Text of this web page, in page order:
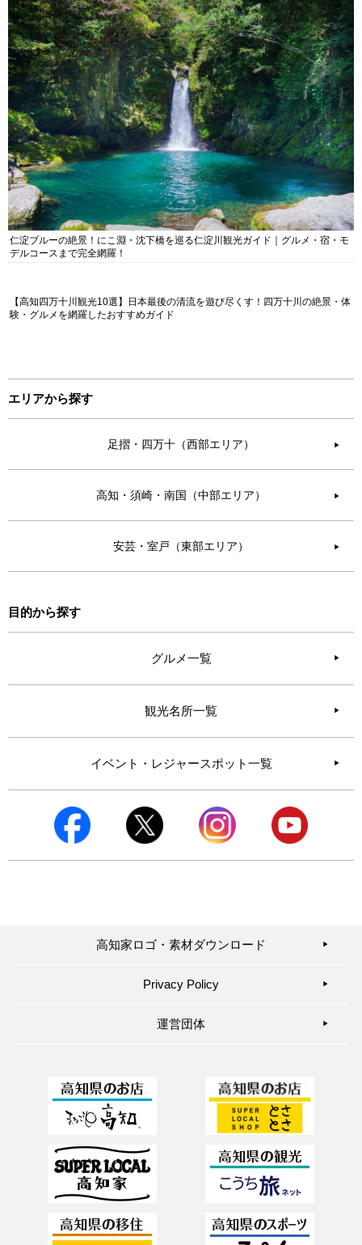
仁淀ブルーの絶景！にこ淵・沈下橋を巡る仁淀川観光ガイド｜グルメ・宿・モ
デルコースまで完全網羅！
【高知四万十川観光10選】日本最後の清流を遊び尽くす！四万十川の絶景・体
験・グルメを網羅したおすすめガイド
エリアから探す
足摺・四万十（西部エリア） ▶︎
高知・須崎・南国（中部エリア） ▶︎
安芸・室戸（東部エリア） ▶︎
目的から探す
グルメ一覧
観光名所一覧
イベント・レジャースポット一覧
高知家ロゴ・素材ダウンロード ▶︎
Privacy Policy ▶︎
運営団体 ▶︎